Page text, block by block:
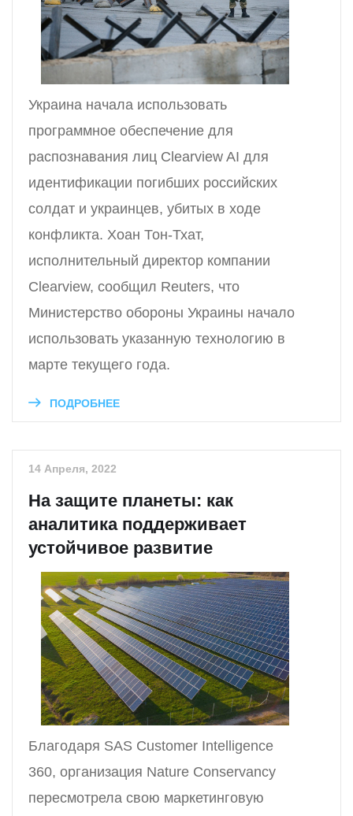
Украина начала использовать
программное обеспечение для
распознавания лиц Clearview AI для
идентификации погибших российских
солдат и украинцев, убитых в ходе
конфликта. Хоан Тон-Тхат,
исполнительный директор компании
Clearview, сообщил Reuters, что
Министерство обороны Украины начало
использовать указанную технологию в
марте текущего года.
ПОДРОБНЕЕ
14 Апреля, 2022
На защите планеты: как
аналитика поддерживает
устойчивое развитие
Благодаря SAS Customer Intelligence
360, организация Nature Conservancy
пересмотрела свою маркетинговую